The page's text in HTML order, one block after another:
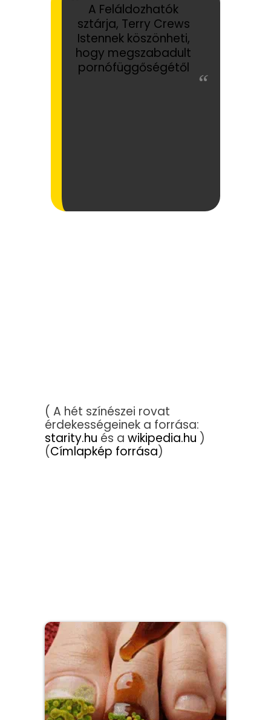
A Feláldozhatók
sztárja, Terry Crews
Istennek köszönheti,
hogy megszabadult
pornófüggőségétől
( A hét színészei rovat
érdekességeinek a forrása:
starity.hu és a wikipedia.hu )
(Címlapkép forrása)